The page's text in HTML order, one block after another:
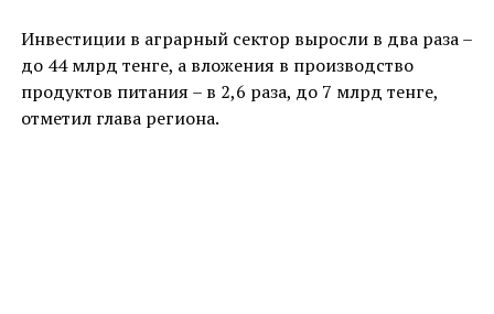
Инвестиции в аграрный сектор выросли в два раза –
до 44 млрд тенге, а вложения в производство
продуктов питания – в 2,6 раза, до 7 млрд тенге,
отметил глава региона.